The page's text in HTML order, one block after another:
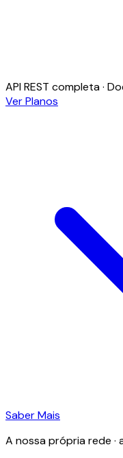
API REST completa ·
Ver Planos
Saber Mais
A nossa própria rede ·